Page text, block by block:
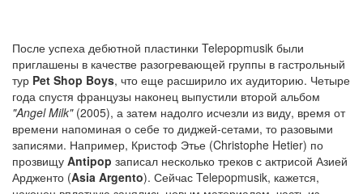
После успеха дебютной пластинки Telepopmusik были
приглашены в качестве разогревающей группы в гастрольный
тур Pet Shop Boys, что еще расширило их аудиторию. Четыре
года спустя французы наконец выпустили второй альбом
"Angel Milk"(2005), а затем надолго исчезли из виду, время от
времени напоминая о себе то диджей-сетами, то разовыми
записями. Например, Кристоф Этье (Christophe Hetier) по
прозвищу Antipop записал несколько треков с актрисой Азией
Ардженто (Asia Argento). Сейчас Telepopmusik, кажется,